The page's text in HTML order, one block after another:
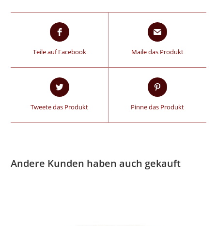
Teile auf Facebook Maile das Produkt
Tweete das Produkt Pinne das Produkt
Andere Kunden haben auch gekauft